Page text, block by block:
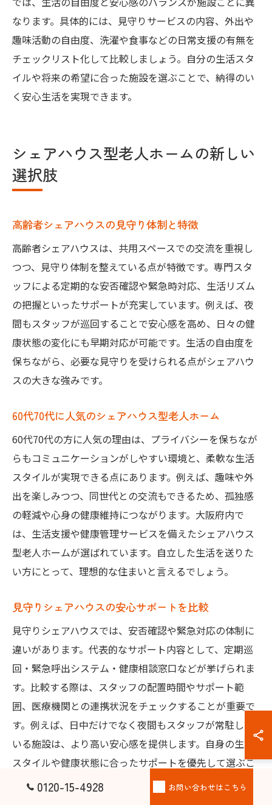
なります。具体的には、見守りサービスの内容、外出や
趣味活動の自由度、洗濯や食事などの日常支援の有無を
チェックリスト化して比較しましょう。自分の生活スタ
イルや将来の希望に合った施設を選ぶことで、納得のい
く安心生活を実現できます。
シェアハウス型老人ホームの新しい
選択肢
高齢者シェアハウスの見守り体制と特徴
高齢者シェアハウスは、共用スペースでの交流を重視し
つつ、見守り体制を整えている点が特徴です。専門スタ
ッフによる定期的な安否確認や緊急時対応、生活リズム
の把握といったサポートが充実しています。例えば、夜
間もスタッフが巡回することで安心感を高め、日々の健
康状態の変化にも早期対応が可能です。生活の自由度を
保ちながら、必要な見守りを受けられる点がシェアハウ
スの大きな強みです。
60代70代に人気のシェアハウス型老人ホーム
60代70代の方に人気の理由は、プライバシーを保ちなが
らもコミュニケーションがしやすい環境と、柔軟な生活
スタイルが実現できる点にあります。例えば、趣味や外
出を楽しみつつ、同世代との交流もできるため、孤独感
の軽減や心身の健康維持につながります。大阪府内で
は、生活支援や健康管理サービスを備えたシェアハウス
型老人ホームが選ばれています。自立した生活を送りた
い方にとって、理想的な住まいと言えるでしょう。
見守りシェアハウスの安心サポートを比較
見守りシェアハウスでは、安否確認や緊急対応の体制に
違いがあります。代表的なサポート内容として、定期巡
回・緊急呼出システム・健康相談窓口などが挙げられま
す。比較する際は、スタッフの配置時間やサポート範
囲、医療機関との連携状況をチェックすることが重要で
す。例えば、日中だけでなく夜間もスタッフが常駐して
いる施設は、より高い安心感を提供します。自身の生活
スタイルや健康状態に合ったサポートを優先して選ぶこ
とが大切です。
0120-15-4928 お問い合わせはこちら